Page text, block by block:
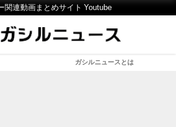
関連動画まとめサイト Youtube
ガシルニュースとは